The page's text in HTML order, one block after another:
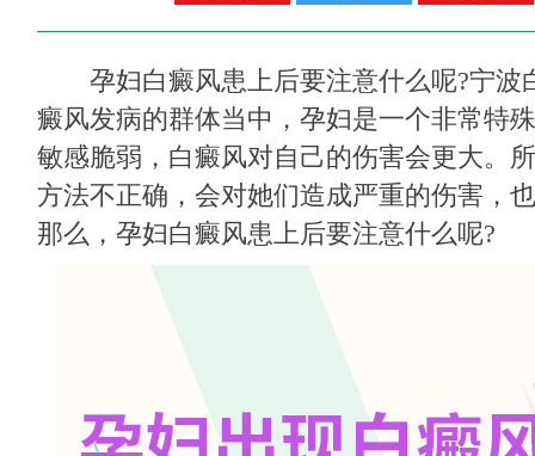
孕妇白癜风患上后要注意什么呢?宁波
癜风发病的群体当中，孕妇是一个非常特
敏感脆弱，白癜风对自己的伤害会更大。
方法不正确，会对她们造成严重的伤害，
那么，孕妇白癜风患上后要注意什么呢?